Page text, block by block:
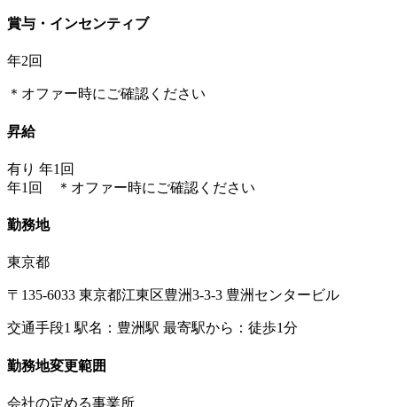
賞与・インセンティブ
年2回
＊オファー時にご確認ください
昇給
有り 年1回
年1回 ＊オファー時にご確認ください
勤務地
東京都
〒135-6033 東京都江東区豊洲3-3-3 豊洲センタービル
交通手段1 駅名：豊洲駅 最寄駅から：徒歩1分
勤務地変更範囲
会社の定める事業所